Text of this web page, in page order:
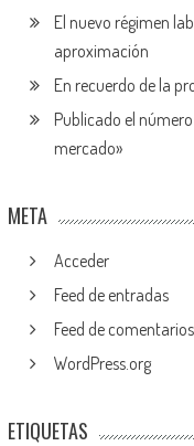
El nuevo régimen
aproximación
En recuerdo de la
Publicado el
mercado»
META
Acceder
Feed de entradas
Feed de comentarios
WordPress.org
ETIQUETAS